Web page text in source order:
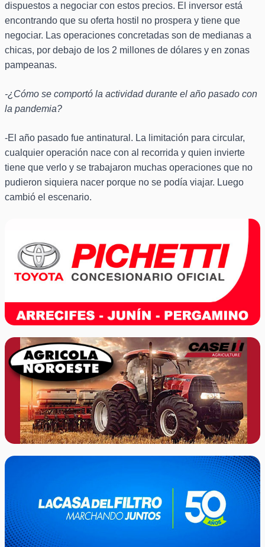
dispuestos a negociar con estos precios. El inversor está
encontrando que su oferta hostil no prospera y tiene que
negociar. Las operaciones concretadas son de medianas a
chicas, por debajo de los 2 millones de dólares y en zonas
pampeanas.
-¿Cómo se comportó la actividad durante el año pasado con
la pandemia?
-El año pasado fue antinatural. La limitación para circular,
cualquier operación nace con al recorrida y quien invierte
tiene que verlo y se trabajaron muchas operaciones que no
pudieron siquiera nacer porque no se podía viajar. Luego
cambió el escenario.